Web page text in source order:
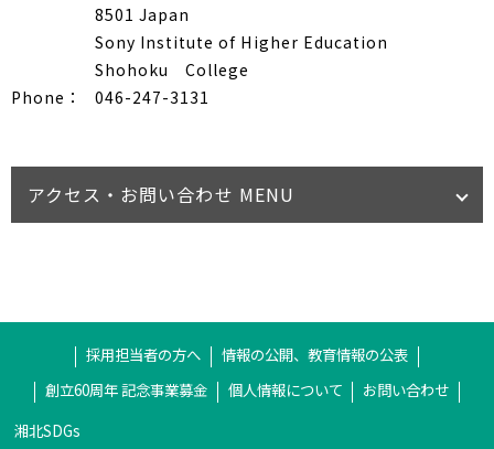
8501 Japan
Sony Institute of Higher Education
Shohoku College
Phone：
046-247-3131
アクセス・お問い合わせ MENU
採用担当者の方へ
情報の公開、教育情報の公表
創立60周年 記念事業募金
個人情報について
お問い合わせ
湘北SDGs